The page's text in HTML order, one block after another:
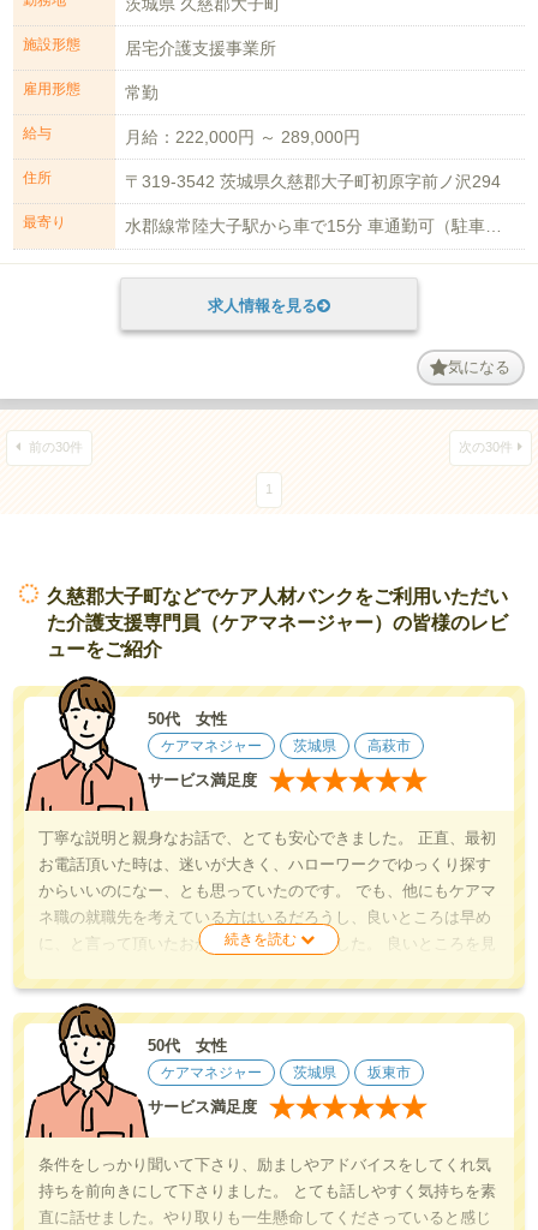
施設形態 居宅介護支援事業所
雇用形態 常勤
給与 月給：222,000円 ～ 289,000円
住所 〒319-3542 茨城県久慈郡大子町初原字前ノ沢294
最寄り 水郡線常陸大子駅から車で15分 車通勤可（駐車場無料）
求人情報を見る
気になる
前の30件 次の30件
1
久慈郡大子町などでケア人材バンクをご利用いただい
た介護支援専門員（ケアマネージャー）の皆様のレビ
ューをご紹介
50代 女性
ケアマネジャー 茨城県 高萩市
サービス満足度 ★★★★★★
丁寧な説明と親身なお話で、とても安心できました。 正直、最初
お電話頂いた時は、迷いが大きく、ハローワークでゆっくり探す
からいいのになー、とも思っていたのです。 でも、他にもケアマ
ネ職の就職先を考えている方はいるだろうし、良いところは早め
に、と言って頂いたおかげで決心がつきました。 良いところを見
50代 女性
ケアマネジャー 茨城県 坂東市
サービス満足度 ★★★★★★
条件をしっかり聞いて下さり、励ましやアドバイスをしてくれ気
持ちを前向きにして下さりました。 とても話しやすく気持ちを素
直に話せました。やり取りも一生懸命してくださっていると感じ